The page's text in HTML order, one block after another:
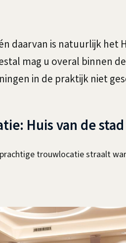
daarvan is natuurlijk
mag u overal binnen
in de praktijk niet
Huis van de stad
trouwlocatie straalt